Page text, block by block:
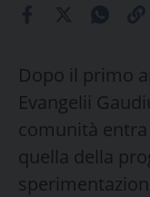
Dopo il primo
Evangelii
comunità
quella della